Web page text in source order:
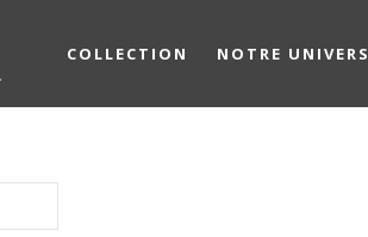
COLLECTION NOTRE UNIVERS